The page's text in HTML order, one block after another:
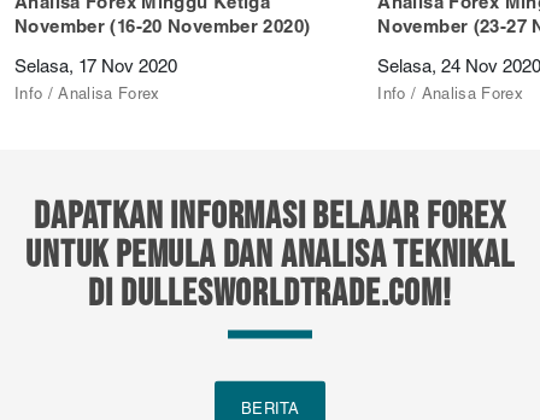
Analisa Forex Minggu Ketiga
November (16-20 November 2020)
Selasa, 17 Nov 2020
Info / Analisa Forex
Analisa Forex
November (23-27
Selasa, 24 Nov
Info / Analisa Forex
DAPATKAN INFORMASI BELAJAR FOREX
UNTUK PEMULA DAN ANALISA TEKNIKAL
DI DULLESWORLDTRADE.COM!
BERITA